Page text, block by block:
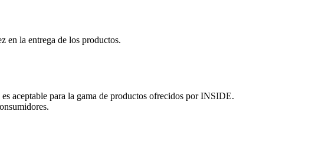
en la entrega de los productos.
aceptable para la gama de productos ofrecidos por INSIDE.